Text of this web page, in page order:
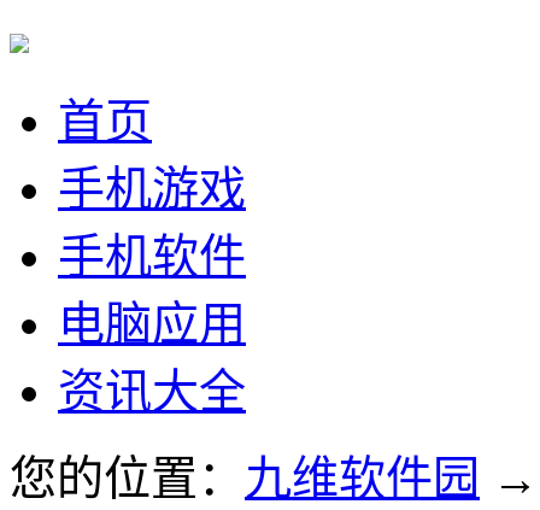
首页
手机游戏
手机软件
电脑应用
资讯大全
您的位置： 九维软件园